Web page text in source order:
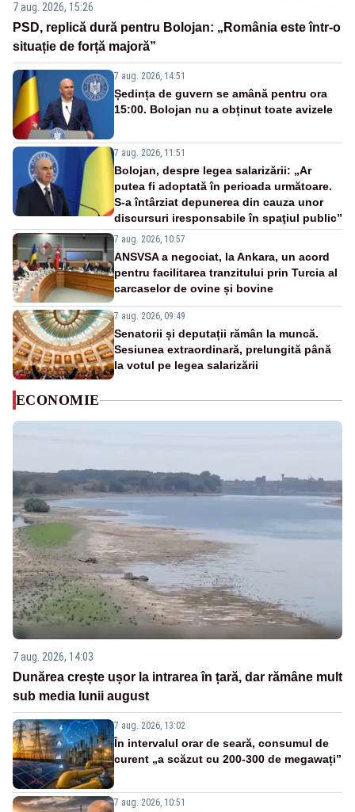
7 aug. 2026, 15:26
PSD, replică dură pentru Bolojan: „România este într-o
situație de forță majoră”
7 aug. 2026, 14:51
Ședința de guvern se amână pentru ora
15:00. Bolojan nu a obținut toate avizele
7 aug. 2026, 11:51
Bolojan, despre legea salarizării: „Ar
putea fi adoptată în perioada următoare.
S-a întârziat depunerea din cauza unor
discursuri iresponsabile în spaţiul public”
7 aug. 2026, 10:57
ANSVSA a negociat, la Ankara, un acord
pentru facilitarea tranzitului prin Turcia al
carcaselor de ovine și bovine
7 aug. 2026, 09:49
Senatorii și deputații rămân la muncă.
Sesiunea extraordinară, prelungită până
la votul pe legea salarizării
ECONOMIE
7 aug. 2026, 14:03
Dunărea crește ușor la intrarea în țară, dar rămâne mult
sub media lunii august
7 aug. 2026, 13:02
În intervalul orar de seară, consumul de
curent „a scăzut cu 200-300 de megawați”
7 aug. 2026, 10:51